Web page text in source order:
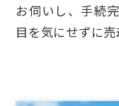
お伺いし、手続
目を気にせずに売